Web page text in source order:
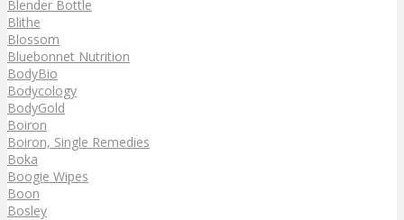
Blender Bottle
Blithe
Blossom
Bluebonnet Nutrition
BodyBio
Bodycology
BodyGold
Boiron
Boiron, Single Remedies
Boka
Boogie Wipes
Boon
Bosley